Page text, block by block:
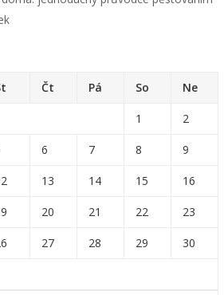
Čt Pá So Ne
1 2
6 7 8 9
13 14 15 16
20 21 22 23
27 28 29 30